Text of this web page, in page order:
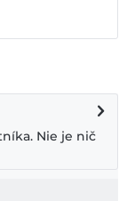
Nie je nič